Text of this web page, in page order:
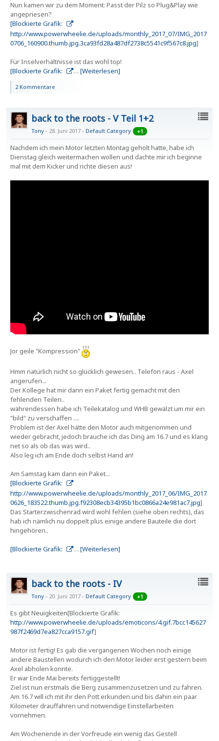
Nun kamen wir zu dem Moment: Passt der Pilz so Plug&Play wie
angepriesen?
[Blockierte Grafik:
http://www.powerwheelie.de/uploads/monthly_2017_07/IMG_2017
0706_160900.thumb.jpg.3ca93fd28a487df2738c5541c9f567c8.jpg]
Für Inselverhältnisse ist das wohl top!
[Blockierte Grafik:
… [Weiterlesen]
2 Kommentare
back to the roots - V Teil 1+2
Tony 28. Juni 2017 - Default Category +1
Nachdem ich mein Motor letzten Montag geholt hatte, habe ich
Dienstag gleich weitermachen wollen und dachte mir ich beginne
mal mit dem Kicker und richte diesen aus!
Jor geile "Kompression"
Hmm natürlich nicht so glücklich gewesen.. Telefon raus - Axel
angerufen...
Der Kollege hat mir dann ein Paket fertig gemacht mit den
fehlenden Teilen..
währendessen habe ich Teilekatalog und WHB gewälzt um mir ein
"bild" zu verschaffen ....
Problem ist der Axel hätte den Motor auch mitgenommen und
wieder gebracht, jedoch brauche ich das Ding am 16.7 und es klang
net so als ob das was wird..
Also leg ich am Ende doch selbst Hand an!
Am Samstag kam dann ein Paket...
[Blockierte Grafik:
http://www.powerwheelie.de/uploads/monthly_2017_06/IMG_2017
0626_183522.thumb.jpg.f92308ecb34395b1bc0866a24e981ac7.jpg]
Das Starterzwischenrad wird wohl fehlen (siehe oben rechts), das
hab ich nämlich nu doppelt plus einige andere Bauteile die dort
hingehören..
[Blockierte Grafik: … [Weiterlesen]
back to the roots - IV
Tony 20. Juni 2017 - Default Category +1
Es gibt Neuigkeiten[Blockierte Grafik:
http://www.powerwheelie.de/uploads/emoticons/4.gif.7bcc145627
987f2469d7ea827cca9157.gif]
Motor ist fertig! Es gab die vergangenen Wochen noch einige
andere Baustellen wodurch ich den Motor leider erst gestern beim
Axel abholen konnte.
Er war Ende Mai bereits fertiggestellt!
Ziel ist nun erstmals die Berg zusammenzusetzen und zu fahren.
Am 16.7 will ich mit ihr den Pott erkunden und bis dahin ein paar
Kilometer drauffahren und notwendige Einstellarbeiten
vornehmen.
Am Wochenende in der Vorfreude ein wenig das Gestell